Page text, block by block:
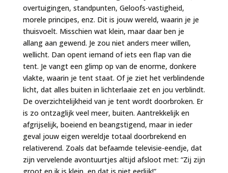
overtuigingen, standpunten, Geloofs-vastigheid,
morele principes, enz. Dit is jouw wereld, waarin je je
thuisvoelt. Misschien wat klein, maar daar ben je
allang aan gewend. Je zou niet anders meer willen,
wellicht. Dan opent iemand of iets een flap van die
tent. Je vangt een glimp op van de enorme, donkere
vlakte, waarin je tent staat. Of je ziet het verblindende
licht, dat alles buiten in lichterlaaie zet en jou verblindt.
De overzichtelijkheid van je tent wordt doorbroken. Er
is zo ontzaglijk veel meer, buiten. Aantrekkelijk en
afgrijselijk, boeiend en beangstigend, maar in ieder
geval jouw eigen wereldje totaal doorbrekend en
relativerend. Zoals dat befaamde televisie-eendje, dat
zijn vervelende avontuurtjes altijd afsloot met: “Zij zijn